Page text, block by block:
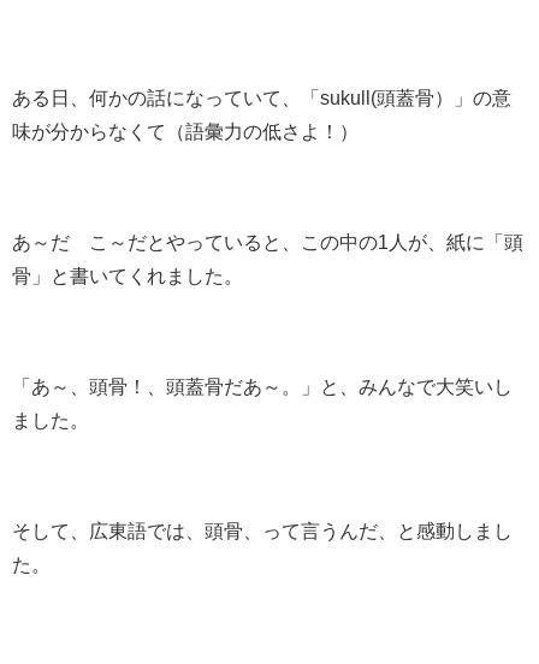
ある日、何かの話になっていて、「sukull(頭蓋骨）」の意
味が分からなくて（語彙力の低さよ！）
あ～だ こ～だとやっていると、この中の1人が、紙に「頭
骨」と書いてくれました。
「あ～、頭骨！、頭蓋骨だあ～。」と、みんなで大笑いし
ました。
そして、広東語では、頭骨、って言うんだ、と感動しまし
た。